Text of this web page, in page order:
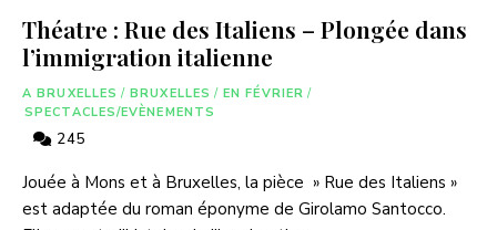
Théatre : Rue des Italiens – Plongée dans
l’immigration italienne
A BRUXELLES / BRUXELLES / EN FÉVRIER /
SPECTACLES/EVÈNEMENTS
245
Jouée à Mons et à Bruxelles, la pièce » Rue des Italiens »
est adaptée du roman éponyme de Girolamo Santocco.